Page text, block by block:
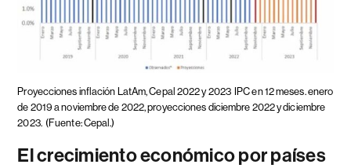
Proyecciones inflación LatAm, Cepal 2022 y 2023 IPC en 12 meses. enero
de 2019 a noviembre de 2022, proyecciones diciembre 2022 y diciembre
2023. (Fuente: Cepal.)
El crecimiento económico por países